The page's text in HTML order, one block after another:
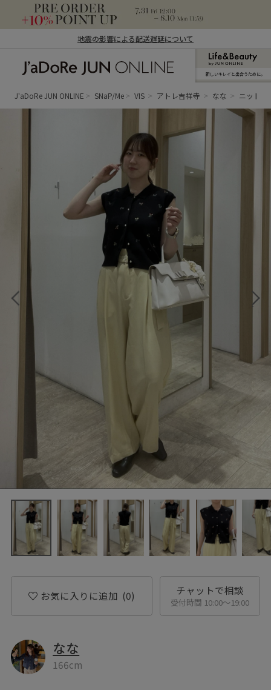
地震の影響による配送遅延について
ン オンライン）
新しいキレイと出合うために。
J'aDoRe JUN ONLINE SNaP/Me VIS アトレ吉祥寺 なな ニットベ
お気に入りに追加 (0) チャットで相談
受付時間 10:00〜19:00
なな
166cm